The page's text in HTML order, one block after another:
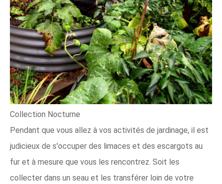
Collection Nocturne
Pendant que vous allez à vos activités de jardinage, il est
judicieux de s'occuper des limaces et des escargots au
fur et à mesure que vous les rencontrez. Soit les
collecter dans un seau et les transférer loin de votre